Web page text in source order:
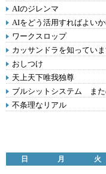
AIのジレンマ
AIをどう活用すればよい
ワークスロップ
カッサンドラを知ってい
おしつけ
天上天下唯我独尊
ブルシットシステム ま
不条理なリアル
日 月 火